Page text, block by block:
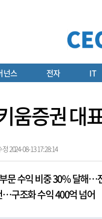
넌스 전자 IT
움증권 대
정 2024-08-13 17:28:14
문 수익 비중 30% 달해…
…구조화 수익 400억 넘어